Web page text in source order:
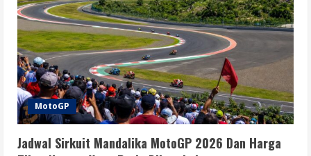
MotoGP
Jadwal Sirkuit Mandalika MotoGP 2026 Dan Harga